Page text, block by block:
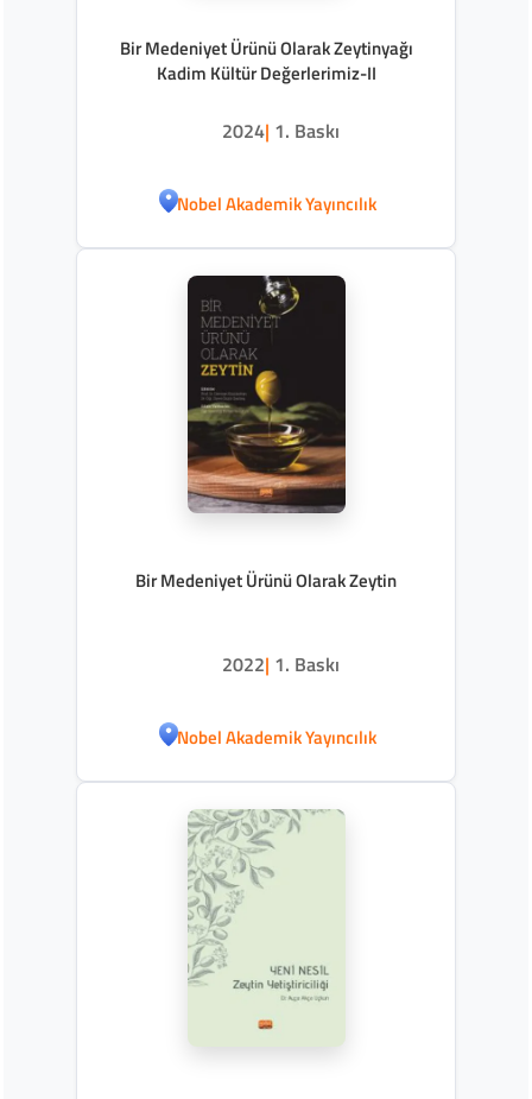
Bir Medeniyet Ürünü Olarak Zeytinyağı
Kadim Kültür Değerlerimiz-II
2024| 1. Baskı
Nobel Akademik Yayıncılık
Bir Medeniyet Ürünü Olarak Zeytin
2022| 1. Baskı
Nobel Akademik Yayıncılık